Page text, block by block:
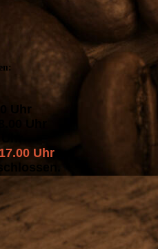
Uhr
Uhr
Uhr